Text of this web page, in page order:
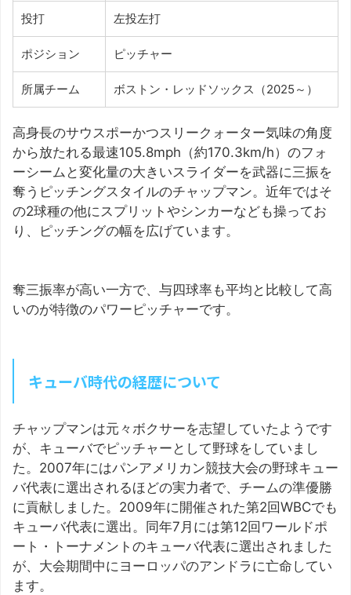
投打 左投左打
ポジション ピッチャー
所属チーム ボストン・レッドソックス（2025～）
高身長のサウスポーかつスリークォーター気味の角度
から放たれる最速105.8mph（約170.3km/h）のフォ
ーシームと変化量の大きいスライダーを武器に三振を
奪うピッチングスタイルのチャップマン。近年ではそ
の2球種の他にスプリットやシンカーなども操ってお
り、ピッチングの幅を広げています。
奪三振率が高い一方で、与四球率も平均と比較して高
いのが特徴のパワーピッチャーです。
キューバ時代の経歴について
チャップマンは元々ボクサーを志望していたようです
が、キューバでピッチャーとして野球をしていまし
た。2007年にはパンアメリカン競技大会の野球キュー
バ代表に選出されるほどの実力者で、チームの準優勝
に貢献しました。2009年に開催された第2回WBCでも
キューバ代表に選出。同年7月には第12回ワールドポ
ート・トーナメントのキューバ代表に選出されました
が、大会期間中にヨーロッパのアンドラに亡命してい
ます。